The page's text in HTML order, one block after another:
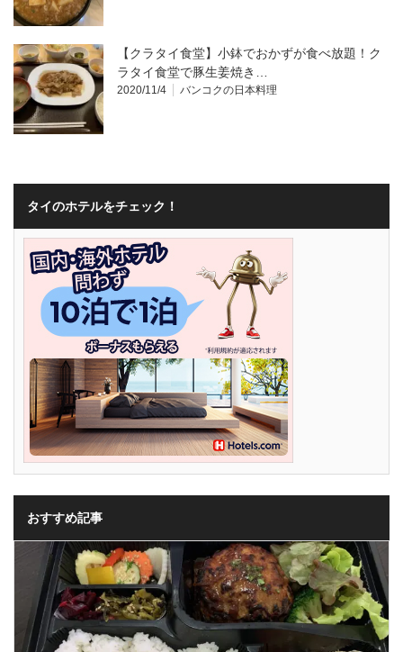
【クラタイ食堂】小鉢でおかずが食べ放題！ク
ラタイ食堂で豚生姜焼き…
2020/11/4 バンコクの日本料理
タイのホテルをチェック！
おすすめ記事